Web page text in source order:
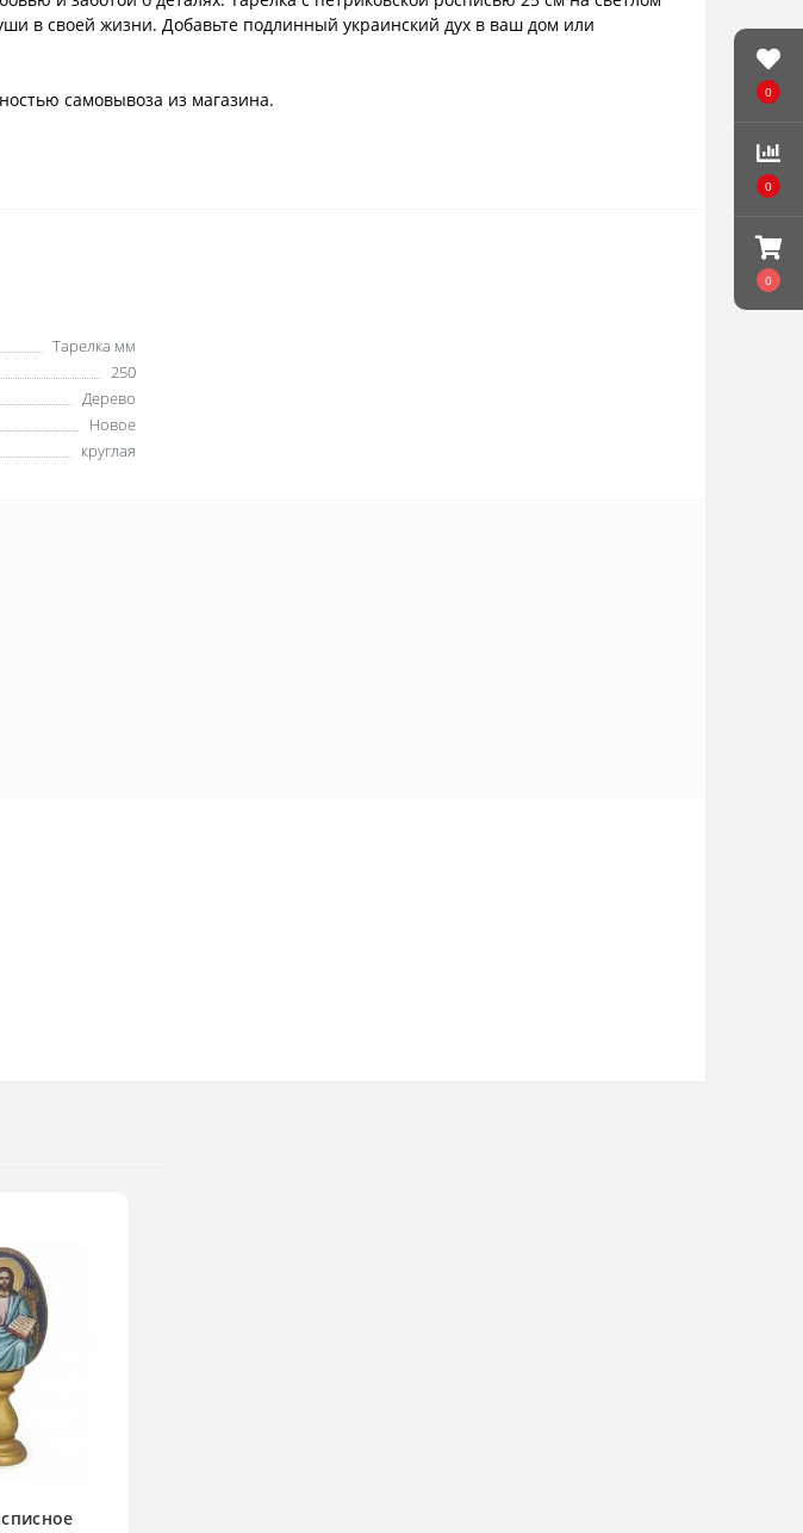
0
0
0
в своей жизни. Добавьте подлинный украинский дух в ваш дом или
самовывоза из магазина.
Тарелка мм
250
Дерево
Новое
круглая